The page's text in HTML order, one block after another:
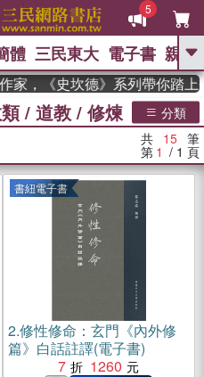
5
GO
東野圭吾 、 高希均教授回憶錄
Odyssey 、 父親節 、 如果歷
國際布克
灣漫遊錄、 方念華 、 台灣的李
時代 、 數學女孩：黎曼猜想
的迷走神經
體 三民東大 電子書 親子
《史坎德》系列帶你踏上熱
/ 道教 / 修煉 分類
共 15 筆
第 1 / 1 頁
書紐電子書
2.修性修命：玄門《內外修
篇》白話註譯(電子書)
7
1260